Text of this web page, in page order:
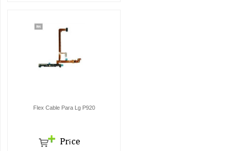
Flex Cable Para Lg P920